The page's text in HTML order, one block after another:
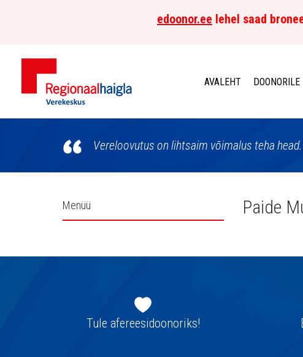
edoonor.ee lehel saad
Põhja-
Regionaalhaigla
Verekeskus
AVALEHT DOONORILE
Vereloovutus on lihtsaim võimalus teha head.
Külgpaani
Menüü Paide
navigatsioonTule afereesidoonoriks!